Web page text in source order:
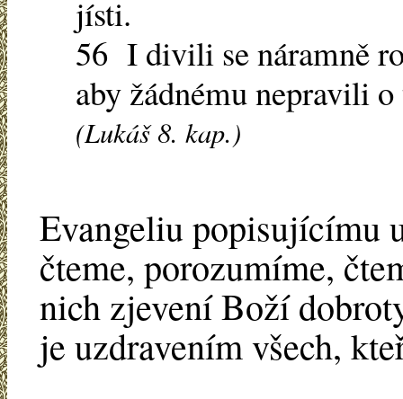
jísti.
56 I divili se náramně
aby žádnému nepravili
(Lukáš 8. kap.)
Evangeliu popisujícímu
čteme, porozumíme,
nich zjevení Boží
je uzdravením všech,